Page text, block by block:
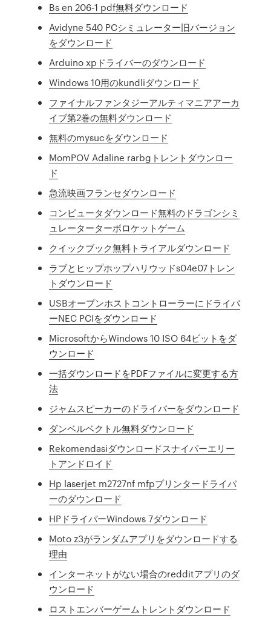
Bs en 206-1 pdf無料ダウンロード
Avidyne 540 PCシミュレーター旧バージョン
をダウンロード
Arduino xpドライバーのダウンロード
Windows 10用のkundliダウンロード
ファイナルファンタジーアルティマニアアーカ
イブ第2巻の無料ダウンロード
無料のmysucをダウンロード
MomPOV Adaline rarbgトレントダウンロー
ド
急流映画フランセダウンロード
コンピュータダウンロード無料のドラゴンシミ
ュレーターターボロケットゲーム
クイックブック無料トライアルダウンロード
ラブとヒップホップハリウッドs04e07トレン
トダウンロード
USBオープンホストコントローラーにドライバ
ーNEC PCIをダウンロード
MicrosoftからWindows 10 ISO 64ビットをダ
ウンロード
一括ダウンロードをPDFファイルに変更する方
法
ジャムスピーカーのドライバーをダウンロード
ダンベルベクトル無料ダウンロード
Rekomendasiダウンロードスナイパーエリー
トアンドロイド
Hp laserjet m2727nf mfpプリンタードライバ
ーのダウンロード
HPドライバーWindows 7ダウンロード
Moto z3がランダムアプリをダウンロードする
理由
インターネットがない場合のredditアプリのダ
ウンロード
ロストエンバーゲームトレントダウンロード